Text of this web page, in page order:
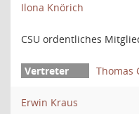
Ilona Knörich
CSU ordentliches
Thomas
Erwin Kraus